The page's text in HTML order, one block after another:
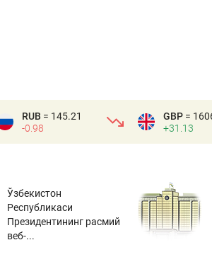
RUB = 145.21
-0.98
GBP =
+31.13
Ўзбекистон
Республикаси
Президентининг расмий
веб-...